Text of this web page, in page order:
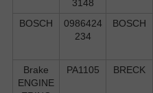
3148
BOSCH
0986424
234
BOSCH
Brake
ENGINE
PA1105 BRECK